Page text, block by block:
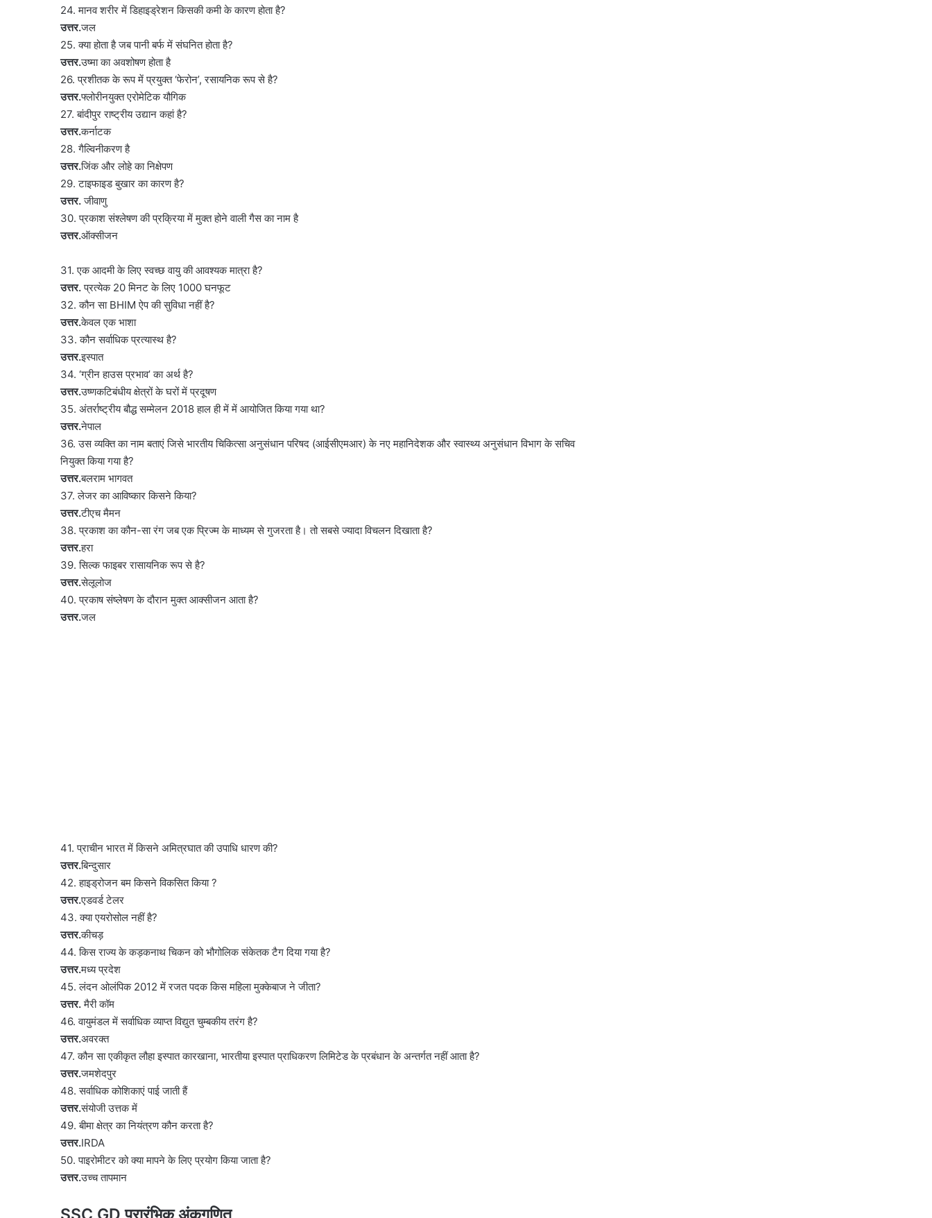
24. मानव शरीर में डिहाइड्रेशन किसकी कमी के कारण होता है?
उत्तर.जल
25. क्या होता है जब पानी बर्फ में संघनित होता है?
उत्तर.उष्मा का अवशोषण होता है
26. प्रशीतक के रूप में प्रयुक्त ‘फेरोन’, रसायनिक रूप से है?
उत्तर.फ्लोरीनयुक्त एरोमेटिक यौगिक
27. बांदीपुर राष्ट्रीय उद्यान कहां है?
उत्तर.कर्नाटक
28. गैल्विनीकरण है
उत्तर.जिंक और लोहे का निक्षेपण
29. टाइफाइड बुखार का कारण है?
उत्तर.जीवाणु
30. प्रकाश संश्लेषण की प्रक्रिया में मुक्त होने वाली गैस का नाम है
उत्तर.ऑक्सीजन
31. एक आदमी के लिए स्वच्छ वायु की आवश्यक मात्रा है?
उत्तर.प्रत्येक 20 मिनट के लिए 1000 घनफूट
32. कौन सा BHIM ऐप की सुविधा नहीं है?
उत्तर.केवल एक भाशा
33. कौन सर्वाधिक प्रत्यास्थ है?
उत्तर.इस्पात
34. ‘ग्रीन हाउस प्रभाव’ का अर्थ है?
उत्तर.उष्णकटिबंधीय क्षेत्रों के घरों में प्रदूषण
35. अंतर्राष्ट्रीय बौद्ध सम्मेलन 2018 हाल ही में में आयोजित किया गया था?
उत्तर.नेपाल
36. उस व्यक्ति का नाम बताएं जिसे भारतीय चिकित्सा अनुसंधान परिषद (आईसीएमआर) के नए महानिदेशक और स्वास्थ्य अनुसंधान विभाग के सचिव
नियुक्त किया गया है?
उत्तर.बलराम भागवत
37. लेजर का आविष्कार किसने किया?
उत्तर.टीएच मैमन
38. प्रकाश का कौन-सा रंग जब एक प्रिज्म के माध्यम से गुजरता है। तो सबसे ज्यादा विचलन दिखाता है?
उत्तर.हरा
39. सिल्क फाइबर रासायनिक रूप से है?
उत्तर.सेलूलोज
40. प्रकाष संष्लेषण के दौरान मुक्त आक्सीजन आता है?
उत्तर.जल
41. प्राचीन भारत में किसने अमित्रघात की उपाधि धारण की?
उत्तर.बिन्दुसार
42. हाइड्रोजन बम किसने विकसित किया ?
उत्तर.एडवर्ड टेलर
43. क्या एयरोसोल नहीं है?
उत्तर.कीचड़
44. किस राज्य के कड़कनाथ चिकन को भौगोलिक संकेतक टैग दिया गया है?
उत्तर.मध्य प्रदेश
45. लंदन ओलंपिक 2012 में रजत पदक किस महिला मुक्केबाज ने जीता?
उत्तर.मैरी कॉम
46. वायुमंडल में सर्वाधिक व्याप्त विद्युत चुम्बकीय तरंग है?
उत्तर.अवरक्त
47. कौन सा एकीकृत लौहा इस्पात कारखाना, भारतीया इस्पात प्राधिकरण लिमिटेड के प्रबंधान के अन्तर्गत नहीं आता है?
उत्तर.जमशेदपुर
48. सर्वाधिक कोशिकाएं पाई जाती हैं
उत्तर.संयोजी उत्तक में
49. बीमा क्षेत्र का नियंत्रण कौन करता है?
उत्तर.IRDA
50. पाइरोमीटर को क्या मापने के लिए प्रयोग किया जाता है?
उत्तर.उच्च तापमान